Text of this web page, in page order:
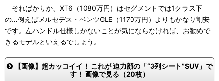
そればかりか、XT6（1080万円）はセグメントでは1クラス下
の…例えばメルセデス・ベンツGLE（1170万円）よりもかなり割安
です。左ハンドル仕様しかないことが気にならなければ、お勧めで
きるモデルといえるでしょう。
【画像】超カッコイイ！ これが 迫力顔の「“3列シート”SUV」で
す！ 画像で見る（20枚）